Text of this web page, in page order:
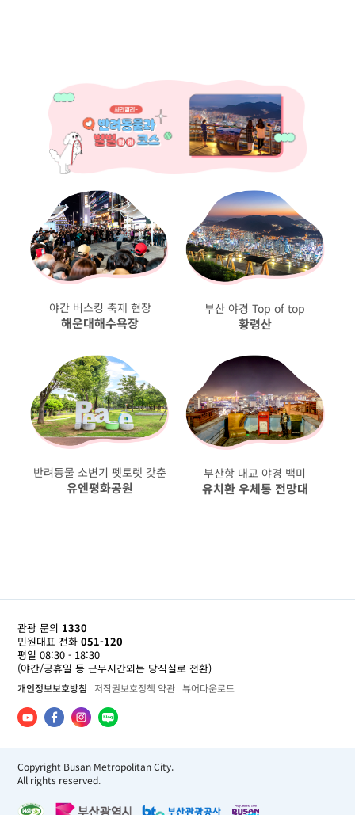
야간 버스킹 축제 현장
해운대해수욕장
부산 야경 Top of top
황령산
반려동물 소변기 펫토렛 갖춘
유엔평화공원
부산항 대교 야경 백미
유치환 우체통 전망대
관광 문의 1330
민원대표 전화 051-120
평일 08:30 - 18:30
(야간/공휴일 등 근무시간외는 당직실로 전환)
개인정보보호방침 저작권보호정책 약관 뷰어다운로드
Copyright Busan Metropolitan City.
All rights reserved.